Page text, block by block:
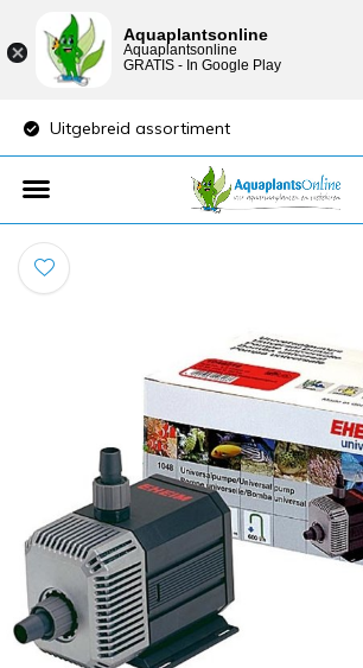
Uitgebreid assortiment
Aquaplantsonline
Aquaplantsonline
GRATIS - In Google Play